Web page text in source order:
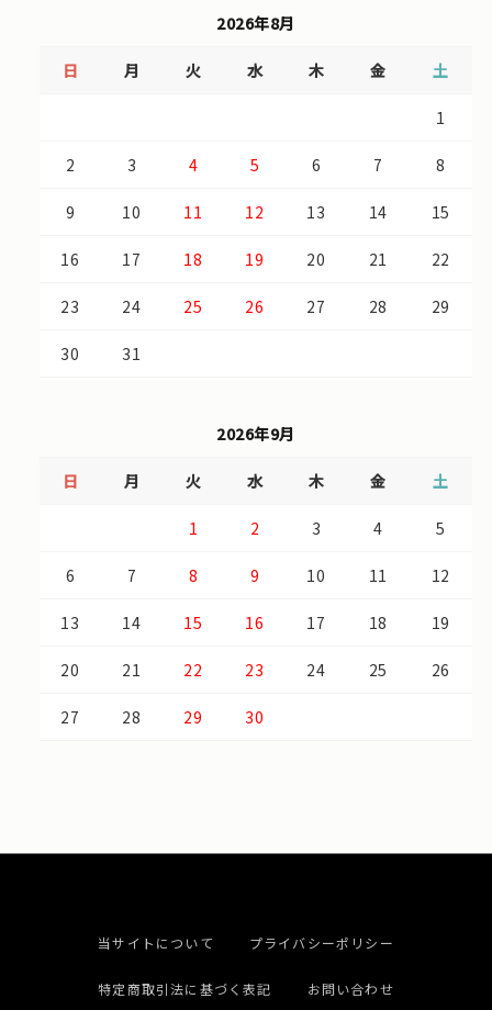
2026年8月
日 月 火 水 木 金 土
1
2 3 4 5 6 7 8
9 10 11 12 13 14 15
16 17 18 19 20 21 22
23 24 25 26 27 28 29
30 31
2026年9月
日 月 火 水 木 金 土
1 2 3 4 5
6 7 8 9 10 11 12
13 14 15 16 17 18 19
20 21 22 23 24 25 26
27 28 29 30
当サイトについて プライバシーポリシー
特定商取引法に基づく表記 お問い合わせ